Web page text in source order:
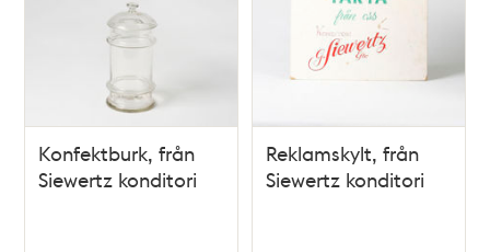
Konfektburk, från
Siewertz konditori
Reklamskylt, från
Siewertz konditori